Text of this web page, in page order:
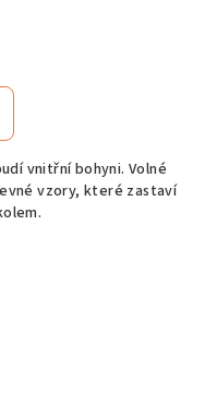
vnitřní bohyni. Volné
vzory, které zastaví